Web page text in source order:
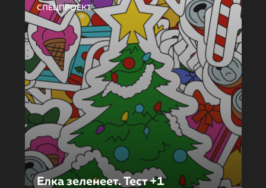
СПЕЦПРОЕКТ
Елка зеленеет. Тест +1